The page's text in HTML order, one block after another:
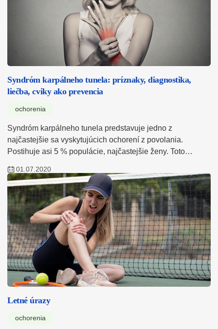
Syndróm karpálneho tunela: príznaky, diagnostika,
liečba, cviky ako prevencia
ochorenia
Syndróm karpálneho tunela predstavuje jedno z
najčastejšie sa vyskytujúcich ochorení z povolania.
Postihuje asi 5 % populácie, najčastejšie ženy. Toto…
01.07.2020
Letné úrazy
ochorenia